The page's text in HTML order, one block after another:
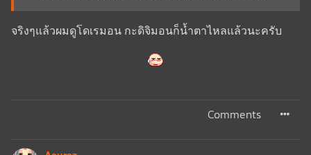
จริงๆแล้วผมดูโดเรมอน กะดิจิมอนก็น้ำตาไหลแล้วนะครับ
Comments